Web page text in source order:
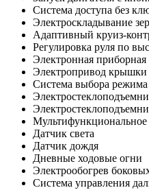
Система доступа без
Электроскладывание
Адаптивный круиз-
Регулировка руля по
Электронная приборная
Электропривод крышки
Система выбора
Мультифункциональное
Датчик света
Датчик дождя
Дневные ходовые огни
Электрообогрев
Система управления